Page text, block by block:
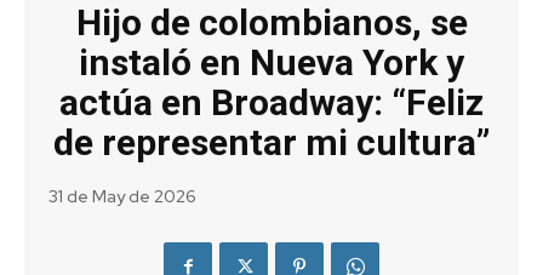
Hijo de colombianos, se
instaló en Nueva York y
actúa en Broadway: “Feliz
de representar mi cultura”
31 de May de 2026